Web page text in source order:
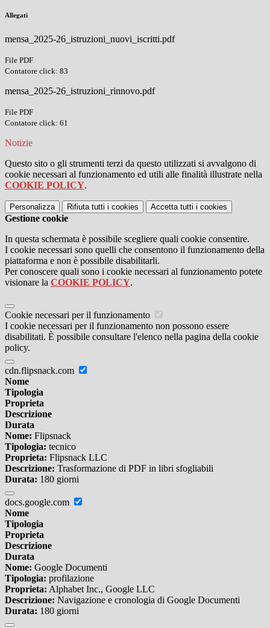
Allegati
mensa_2025-26_istruzioni_nuovi_iscritti.pdf
File PDF
Contatore click: 83
mensa_2025-26_istruzioni_rinnovo.pdf
File PDF
Contatore click: 61
Notizie
Questo sito o gli strumenti terzi da questo utilizzati si avvalgono di
cookie necessari al funzionamento ed utili alle finalità illustrate nella
COOKIE POLICY.
Personalizza Rifiuta tutti i cookies Accetta tutti i cookies
Gestione cookie
In questa schermata è possibile scegliere quali cookie consentire.
I cookie necessari sono quelli che consentono il funzionamento della
piattaforma e non è possibile disabilitarli.
Per conoscere quali sono i cookie necessari al funzionamento potete
visionare la COOKIE POLICY.
Cookie necessari per il funzionamento
I cookie necessari per il funzionamento non possono essere
disabilitati. È possibile consultare l'elenco nella pagina della cookie
policy.
cdn.flipsnack.com
Nome
Tipologia
Proprieta
Descrizione
Durata
Nome: Flipsnack
Tipologia: tecnico
Proprieta: Flipsnack LLC
Descrizione: Trasformazione di PDF in libri sfogliabili
Durata: 180 giorni
docs.google.com
Nome
Tipologia
Proprieta
Descrizione
Durata
Nome: Google Documenti
Tipologia: profilazione
Proprieta: Alphabet Inc., Google LLC
Descrizione: Navigazione e cronologia di Google Documenti
Durata: 180 giorni